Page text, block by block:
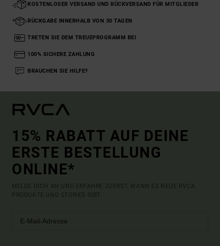
KOSTENLOSER VERSAND UND RÜCKVERSAND FÜR MITGLIEDER
RÜCKGABE INNERHALB VON 30 TAGEN
TRETEN SIE DEM TREUEPROGRAMM BEI
100% SICHERE ZAHLUNG
BRAUCHEN SIE HILFE?
15% RABATT AUF DEINE
ERSTE BESTELLUNG
ONLINE*
MELDE DICH AN UND ERFAHRE ZUERST, WANN ES NEUE RVCA
PRODUKTE UND STORIES GIBT.